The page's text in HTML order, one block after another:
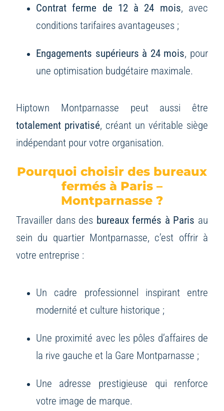
Contrat ferme de 12 à 24 mois, avec
conditions tarifaires avantageuses ;
Engagements supérieurs à 24 mois, pour
une optimisation budgétaire maximale.
Hiptown Montparnasse peut aussi être
totalement privatisé, créant un véritable siège
indépendant pour votre organisation.
Pourquoi choisir des bureaux
fermés à Paris –
Montparnasse ?
Travailler dans des bureaux fermés à Paris au
sein du quartier Montparnasse, c’est offrir à
votre entreprise :
Un cadre professionnel inspirant entre
modernité et culture historique ;
Une proximité avec les pôles d’affaires de
la rive gauche et la Gare Montparnasse ;
Une adresse prestigieuse qui renforce
votre image de marque.